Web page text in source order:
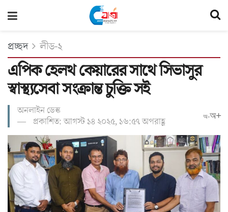
প্রচ্ছদ লীড-২
এপিক হেলথ কেয়ারের সাথে সিভাসুর
স্বাস্থ্যসেবা সংক্রান্ত চুক্তি সই
অনলাইন ডেস্ক
প্রকাশিত: আগস্ট ১৪ ২০২৫, ১৬:৫৭ অপরাহ্ণ
অ-অ+